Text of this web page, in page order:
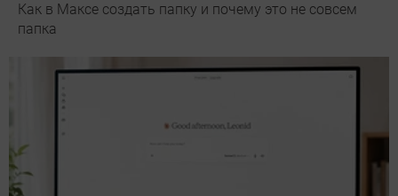
Как в Максе создать папку и почему это не совсем
папка